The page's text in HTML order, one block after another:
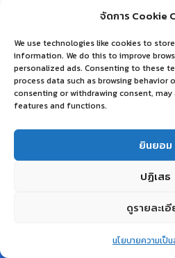
จัดการ Cookie
We use technologies like cookies to
information. We do this to improve
personalized ads. Consenting to these
process data such as browsing behavior
consenting or withdrawing consent,
features and functions.
ยินยอม
ปฏิเสธ
ดูรายละเ
นโยบายความเป็
หยิบใส่ตะกร้า
Wishlist